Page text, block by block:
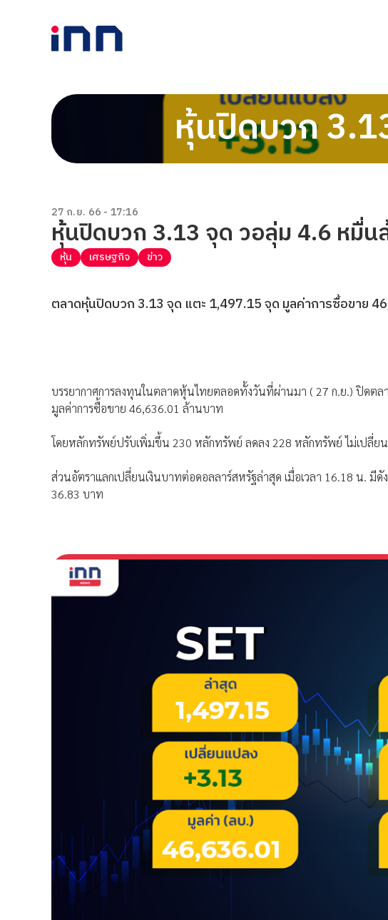
หุ้นปิดบวก
27 ก.ย. 66 - 17:16
หุ้นปิดบวก 3.13 จุด วอลุ่ม 4.6 หมื่น
หุ้น เศรษฐกิจ ข่าว
ตลาดหุ้นปิดบวก 3.13 จุด แตะ 1,497.15 จุด มูลค่าการซื้อขาย
บรรยากาศการลงทุนในตลาดหุ้นไทยตลอดทั้งวันที่ผ่านมา ( 27 ก.ย.) ปิดต
มูลค่าการซื้อขาย 46,636.01 ล้านบาท
โดยหลักทรัพย์ปรับเพิ่มขึ้น 230 หลักทรัพย์ ลดลง 228 หลักทรัพย์ ไม่เปลี่ย
ส่วนอัตราแลกเปลี่ยนเงินบาทต่อดอลลาร์สหรัฐล่าสุด เมื่อเวลา 16.18 น. มี
36.83 บาท